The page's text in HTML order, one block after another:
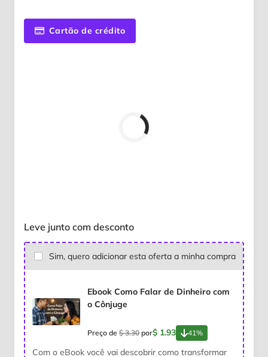
Cartão de crédito
Leve junto com desconto
Sim, quero adicionar esta oferta a minha compra
Ebook Como Falar de Dinheiro com
o Cônjuge
Preço de $ 3.30 por$ 1.93 41%
Com o eBook você vai descobrir como transformar